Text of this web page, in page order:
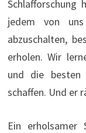
jedem von
abzuschalten,
erholen. Wir
und die besten
schaffen. Und er
Ein